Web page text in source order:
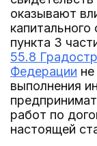
оказывают
пункта 3
55.8
Федерации
выполнения
работ по
настоящей